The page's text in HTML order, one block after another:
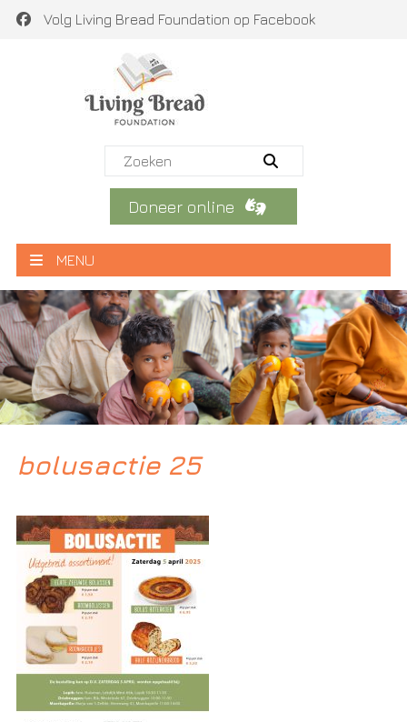
Volg Living Bread Foundation op Facebook
Doneer online
MENU
bolusactie 25